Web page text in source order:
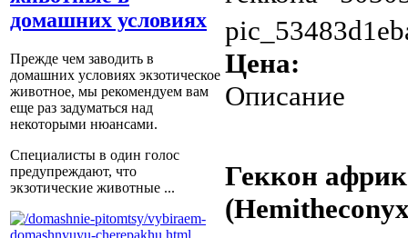
домашних условиях
Прежде чем заводить в
домашних условиях экзотическое
животное, мы рекомендуем вам
еще раз задуматься над
некоторыми нюансами.
Специалисты в один голос
предупреждают, что
экзотические животные ...
Цена:
Описание
Геккон